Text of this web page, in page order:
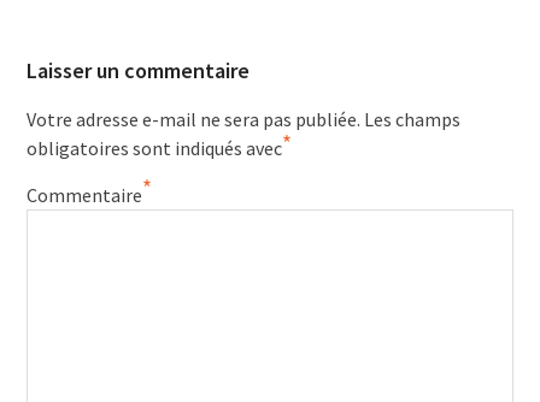
Laisser un commentaire
Votre adresse e-mail ne sera pas publiée. Les champs
obligatoires sont indiqués avec*
Commentaire*